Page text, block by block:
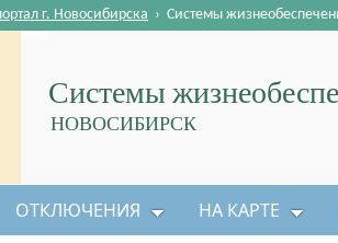
Системы
НОВОСИБИРСК
г. Новосибирска › Системы
ОТКЛЮЧЕНИЯ НА КАРТЕ